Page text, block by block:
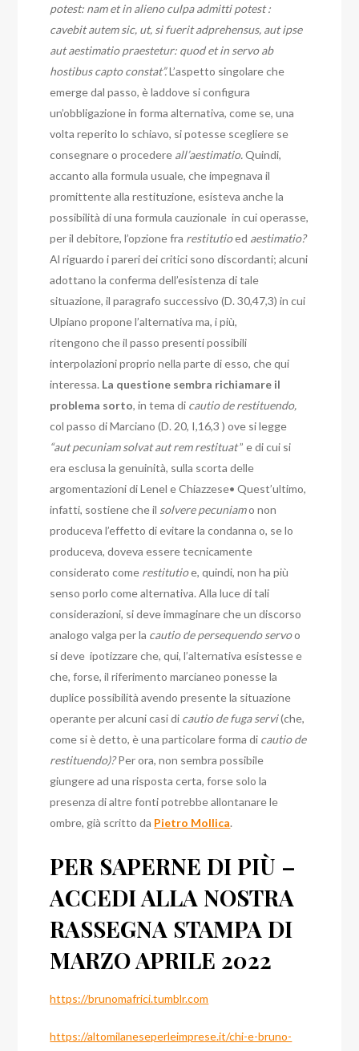
potest: nam et in alieno culpa admitti potest :
cavebit autem sic, ut, si fuerit adprehensus, aut ipse
aut aestimatio praestetur: quod et in servo ab
hostibus capto constat”.L’aspetto singolare che
emerge dal passo, è laddove si configura
un’obbligazione in forma alternativa, come se, una
volta reperito lo schiavo, si potesse scegliere se
consegnare o procedere all’aestimatio.Quindi,
accanto alla formula usuale, che impegnava il
promittente alla restituzione, esisteva anche la
possibilità di una formula cauzionale in cui operasse,
per il debitore, l’opzione fra restitutioed aestimatio?
Al riguardo i pareri dei critici sono discordanti; alcuni
adottano la conferma dell’esistenza di tale
situazione, il paragrafo successivo (D. 30,47,3) in cui
Ulpiano propone l’alternativa ma, i più,
ritengono che il passo presenti possibili
interpolazioni proprio nella parte di esso, che qui
interessa. La questione sembra richiamare il
problema sorto, in tema di cautio de restituendo,
col passo di Marciano (D. 20, I,16,3 ) ove si legge
“aut pecuniam solvat aut rem restituat” e di cui si
era esclusa la genuinità, sulla scorta delle
argomentazioni di Lenel e Chiazzese• Quest’ultimo,
infatti, sostiene che il solvere pecuniamo non
produceva l’effetto di evitare la condanna o, se lo
produceva, doveva essere tecnicamente
considerato come restitutioe, quindi, non ha più
senso porlo come alternativa. Alla luce di tali
considerazioni, si deve immaginare che un discorso
analogo valga per la cautio de persequendo servoo
si deve ipotizzare che, qui, l’alternativa esistesse e
che, forse, il riferimento marcianeo ponesse la
duplice possibilità avendo presente la situazione
operante per alcuni casi di cautio de fuga servi(che,
come si è detto, è una particolare forma di cautio de
restituendo)?Per ora, non sembra possibile
giungere ad una risposta certa, forse solo la
presenza di altre fonti potrebbe allontanare le
ombre, già scritto da Pietro Mollica.
PER SAPERNE DI PIÙ –
ACCEDI ALLA NOSTRA
RASSEGNA STAMPA DI
MARZO APRILE 2022
https://brunomafrici.tumblr.com
https://altomilaneseperleimprese.it/chi-e-bruno-